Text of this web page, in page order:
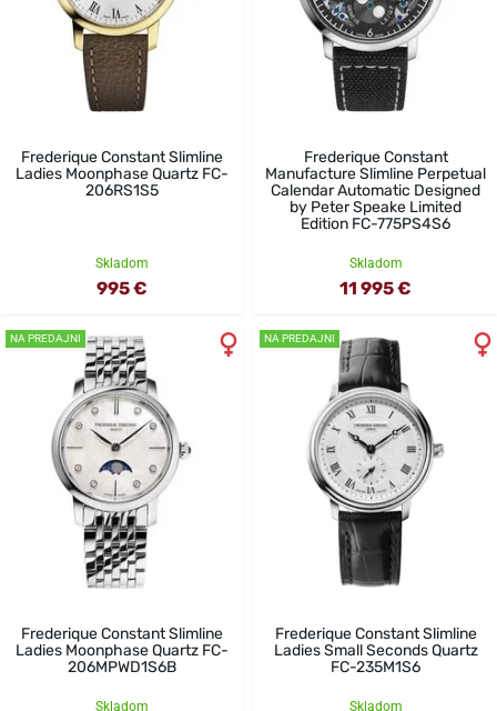
Frederique Constant Slimline
Ladies Moonphase Quartz FC-
206RS1S5
Skladom
995 €
Frederique Constant
Manufacture Slimline Perpetual
Calendar Automatic Designed
by Peter Speake Limited
Edition FC-775PS4S6
Skladom
11 995 €
NA PREDAJNI
Frederique Constant Slimline
Ladies Moonphase Quartz FC-
206MPWD1S6B
Skladom
NA PREDAJNI
Frederique Constant Slimline
Ladies Small Seconds Quartz
FC-235M1S6
Skladom